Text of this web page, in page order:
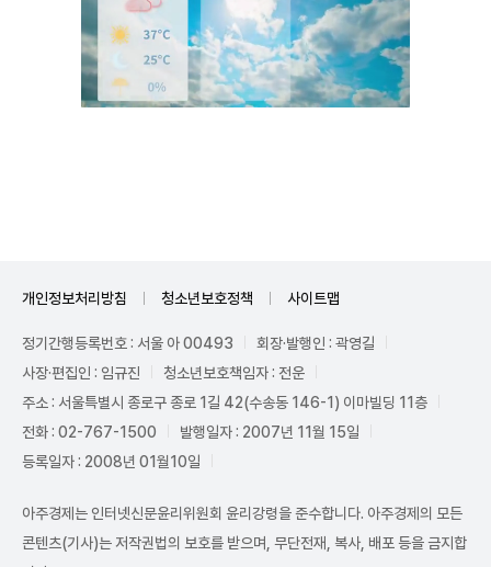
개인정보처리방침 청소년보호정책 사이트맵
정기간행등록번호 : 서울 아 00493
회장·발행인 : 곽영길
사장·편집인 : 임규진
청소년보호책임자 : 전운
주소 : 서울특별시 종로구 종로 1길 42(수송동 146-1) 이마빌딩 11층
전화 : 02-767-1500
발행일자 : 2007년 11월 15일
등록일자 : 2008년 01월10일
아주경제는 인터넷신문윤리위원회 윤리강령을 준수합니다. 아주경제의 모든
콘텐츠(기사)는 저작권법의 보호를 받으며, 무단전재, 복사, 배포 등을 금지합